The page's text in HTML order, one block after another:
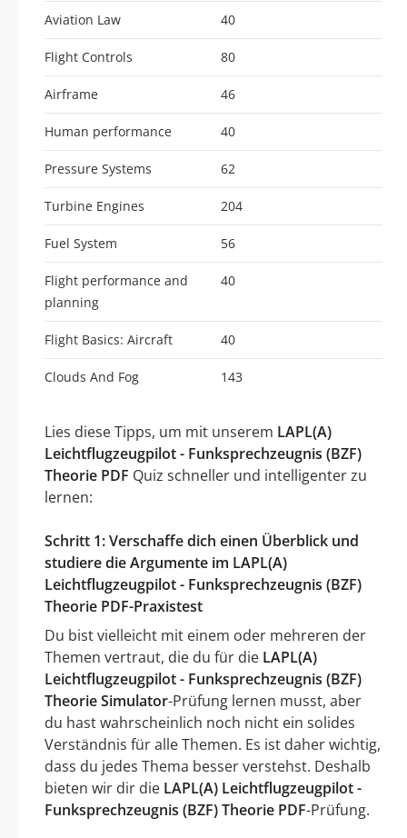
Aviation Law 40
Flight Controls 80
Airframe 46
Human performance 40
Pressure Systems 62
Turbine Engines 204
Fuel System 56
Flight performance and
planning
40
Flight Basics: Aircraft 40
Clouds And Fog 143
Lies diese Tipps, um mit unserem LAPL(A)
Leichtflugzeugpilot - Funksprechzeugnis (BZF)
Theorie PDF Quiz schneller und intelligenter zu
lernen:
Schritt 1: Verschaffe dich einen Überblick und
studiere die Argumente im LAPL(A)
Leichtflugzeugpilot - Funksprechzeugnis (BZF)
Theorie PDF-Praxistest
Du bist vielleicht mit einem oder mehreren der
Themen vertraut, die du für die LAPL(A)
Leichtflugzeugpilot - Funksprechzeugnis (BZF)
Theorie Simulator-Prüfung lernen musst, aber
du hast wahrscheinlich noch nicht ein solides
Verständnis für alle Themen. Es ist daher wichtig,
dass du jedes Thema besser verstehst. Deshalb
bieten wir dir die LAPL(A) Leichtflugzeugpilot -
Funksprechzeugnis (BZF) Theorie PDF-Prüfung.